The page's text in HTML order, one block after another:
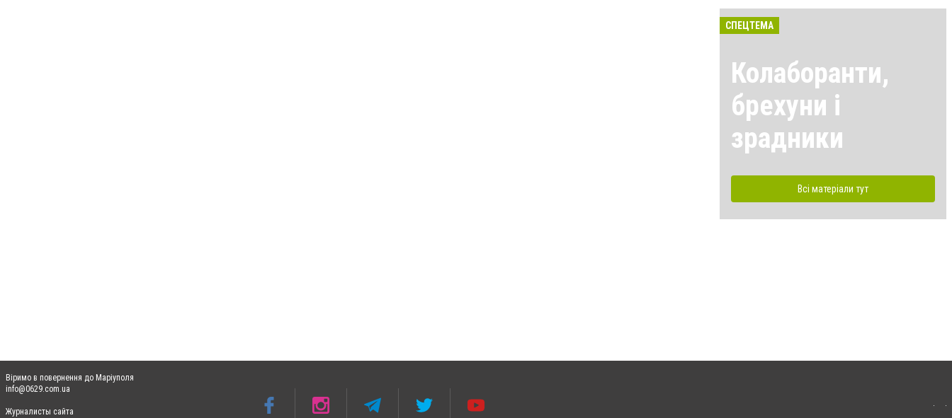
СПЕЦТЕМА
Колаборанти,
брехуни і
зрадники
Всі матеріали тут
Віримо в повернення до Маріуполя
info@0629.com.ua
Журналисты сайта